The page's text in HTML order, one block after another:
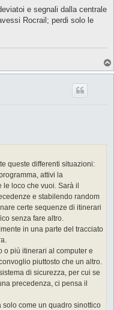
e segnali dalla centrale
Rocrail; perdi solo le
queste differenti situazioni:
attivi la
le loco che vuoi. Sarà il
e stabilendo random
certe sequenze di itinerari
senza fare altro.
in una parte del tracciato
o più itinerari al computer e
piuttosto che un altro.
di sicurezza, per cui se
precedenza, ci pensa il
come un quadro sinottico